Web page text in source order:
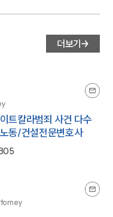
더보기
트칼라범죄 사건 다수
동/건설전문변호사